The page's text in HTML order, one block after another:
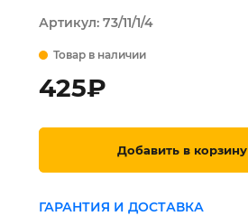
Артикул: 73/11/1/4
Товар в наличии
425₽
Добавить в корзину
ГАРАНТИЯ И ДОСТАВКА